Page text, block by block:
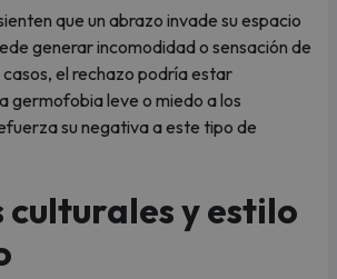
que un abrazo invade su espacio
generar incomodidad o sensación de
el rechazo podría estar
germofobia leve o miedo a los
su negativa a este tipo de
culturales y estilo